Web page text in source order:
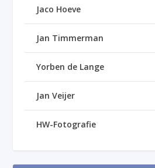
Jaco Hoeve
Jan Timmerman
Yorben de Lange
Jan Veijer
HW-Fotografie